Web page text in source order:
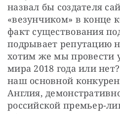
назвал бы создателя
«везунчиком» в конце
факт существования
подрывает репутацию
хотим же мы провести
мира 2018 года или
наш основной
Англия,
российской премьер-